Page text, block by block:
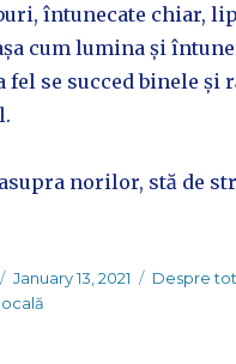
întunecate chiar,
cum lumina și
fel se succed binele și
norilor, stă de
Posted
on
January 13, 2021 Categories
Despre